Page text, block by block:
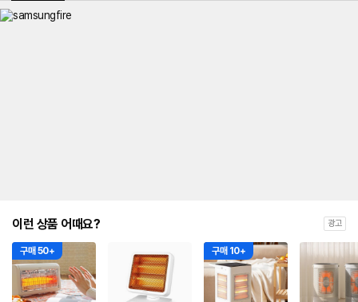
이런 상품 어때요? 광고
구매 50+ 구매 10+